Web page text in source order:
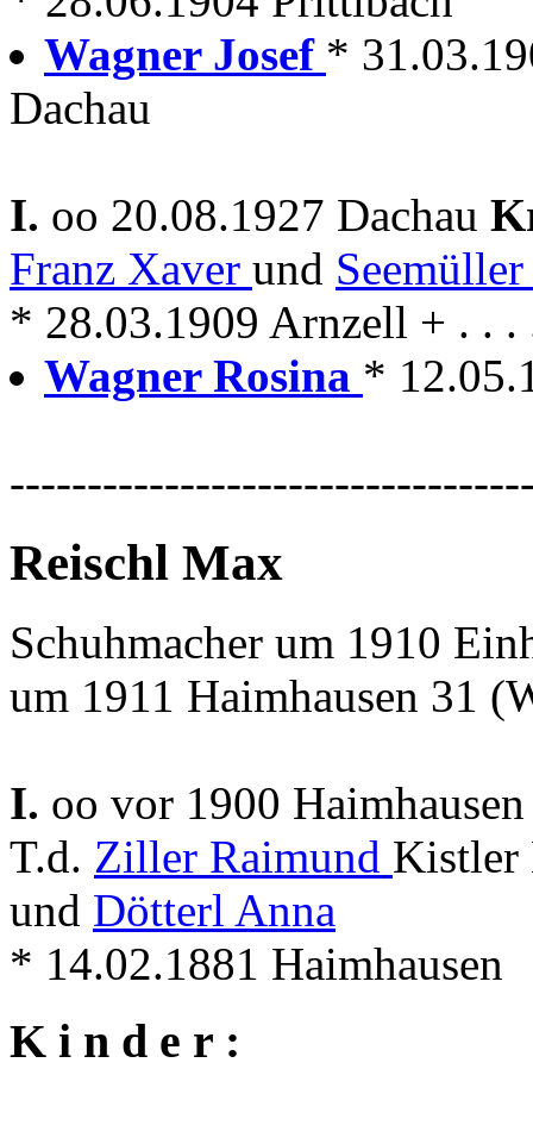
Wagner Josef *
Dachau
I. oo 20.08.1927 Dachau
Franz Xaver und
* 28.03.1909 Arnzell + . . .
Wagner Rosina *
Reischl Max
Schuhmacher um 1910
um 1911 Haimhausen 31
I. oo vor 1900
T.d. Ziller Raimund Kistler
und Dötterl Anna
* 14.02.1881 Haimhausen
K i n d e r :